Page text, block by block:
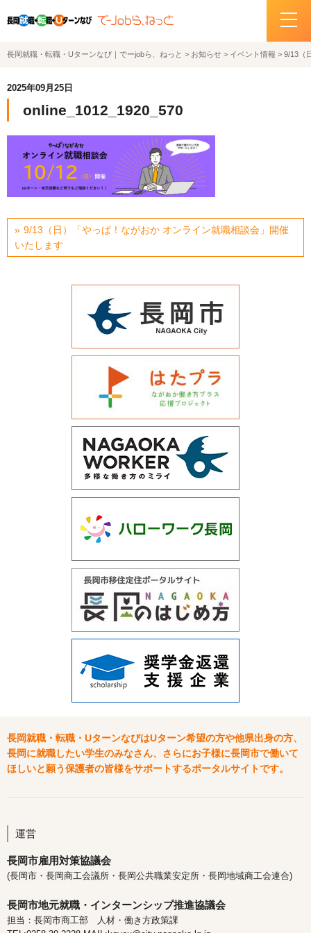
ホーム
企業・求人情報
サポートデスクの紹介
お問い合わせ
関連機関リンク
プライバシーポリシー
長岡就職・転職・Uターンなび｜でーjobら、ねっと > お知らせ > イベント情報 > 9/13（
2025年09月25日
online_1012_1920_570
9/13（日）「やっぱ！ながおか オンライン就職相談会」開催
いたします
長岡就職・転職・UターンなびはUターン希望の方や他県出身の方、
長岡に就職したい学生のみなさん、さらにお子様に長岡市で働いて
ほしいと願う保護者の皆様をサポートするポータルサイトです。
運営
長岡市雇用対策協議会
(長岡市・長岡商工会議所・長岡公共職業安定所・長岡地域商工会連合)
長岡市地元就職・インターンシップ推進協議会
担当：長岡市商工部 人材・働き方政策課